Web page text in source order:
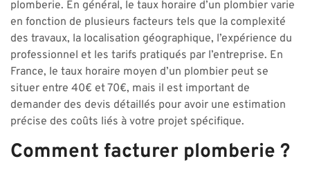
plomberie. En général, le taux horaire d’un plombier varie
en fonction de plusieurs facteurs tels que la complexité
des travaux, la localisation géographique, l’expérience du
professionnel et les tarifs pratiqués par l’entreprise. En
France, le taux horaire moyen d’un plombier peut se
situer entre 40€ et 70€, mais il est important de
demander des devis détaillés pour avoir une estimation
précise des coûts liés à votre projet spécifique.
Comment facturer plomberie ?